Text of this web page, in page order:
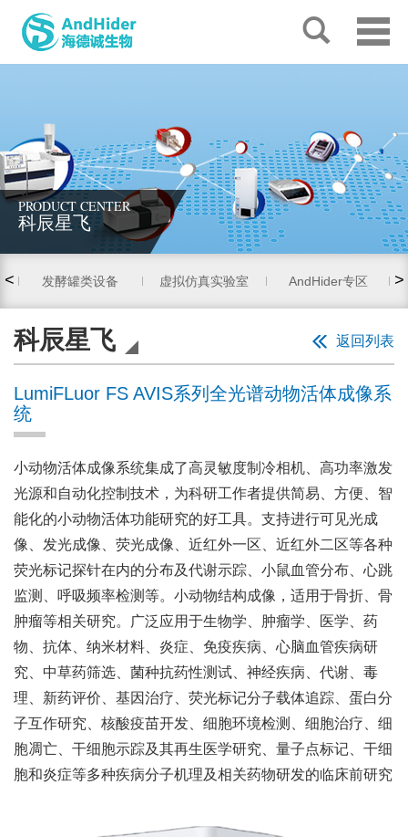
PRODUCT CENTER
科辰星飞
发酵罐类设备 虚拟仿真实验室 AndHider专区
< >
返回列表
科辰星飞
LumiFLuor FS AVIS系列全光谱动物活体成像系
统
小动物活体成像系统集成了高灵敏度制冷相机、高功率激发
光源和自动化控制技术，为科研工作者提供简易、方便、智
能化的小动物活体功能研究的好工具。支持进行可见光成
像、发光成像、荧光成像、近红外一区、近红外二区等各种
荧光标记探针在内的分布及代谢示踪、小鼠血管分布、心跳
监测、呼吸频率检测等。小动物结构成像，适用于骨折、骨
肿瘤等相关研究。广泛应用于生物学、肿瘤学、医学、药
物、抗体、纳米材料、炎症、免疫疾病、心脑血管疾病研
究、中草药筛选、菌种抗药性测试、神经疾病、代谢、毒
理、新药评价、基因治疗、荧光标记分子载体追踪、蛋白分
子互作研究、核酸疫苗开发、细胞环境检测、细胞治疗、细
胞凋亡、干细胞示踪及其再生医学研究、量子点标记、干细
胞和炎症等多种疾病分子机理及相关药物研发的临床前研究